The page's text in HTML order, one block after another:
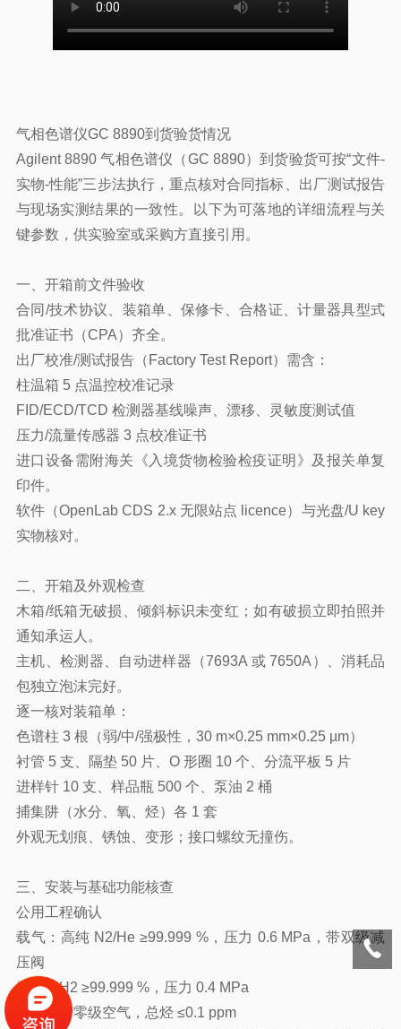
气相色谱仪GC 8890到货验货情况
Agilent 8890 气相色谱仪（GC 8890）到货验货可按“文件-
实物-性能”三步法执行，重点核对合同指标、出厂测试报告
与现场实测结果的一致性。以下为可落地的详细流程与关
键参数，供实验室或采购方直接引用。
一、开箱前文件验收
合同/技术协议、装箱单、保修卡、合格证、计量器具型式
批准证书（CPA）齐全。
出厂校准/测试报告（Factory Test Report）需含：
柱温箱 5 点温控校准记录
FID/ECD/TCD 检测器基线噪声、漂移、灵敏度测试值
压力/流量传感器 3 点校准证书
进口设备需附海关《入境货物检验检疫证明》及报关单复
印件。
软件（OpenLab CDS 2.x 无限站点 licence）与光盘/U key
实物核对。
二、开箱及外观检查
木箱/纸箱无破损、倾斜标识未变红；如有破损立即拍照并
通知承运人。
主机、检测器、自动进样器（7693A 或 7650A）、消耗品
包独立泡沫完好。
逐一核对装箱单：
色谱柱 3 根（弱/中/强极性，30 m×0.25 mm×0.25 µm）
衬管 5 支、隔垫 50 片、O 形圈 10 个、分流平板 5 片
进样针 10 支、样品瓶 500 个、泵油 2 桶
捕集阱（水分、氧、烃）各 1 套
外观无划痕、锈蚀、变形；接口螺纹无撞伤。
三、安装与基础功能核查
公用工程确认
载气：高纯 N2/He ≥99.999 %，压力 0.6 MPa，带双级减
压阀
燃气：H2 ≥99.999 %，压力 0.4 MPa
助燃气：零级空气，总烃 ≤0.1 ppm